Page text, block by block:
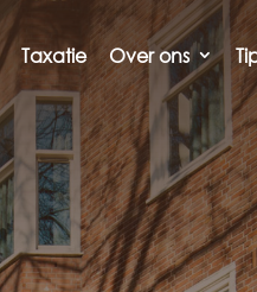
Taxatie Over ons